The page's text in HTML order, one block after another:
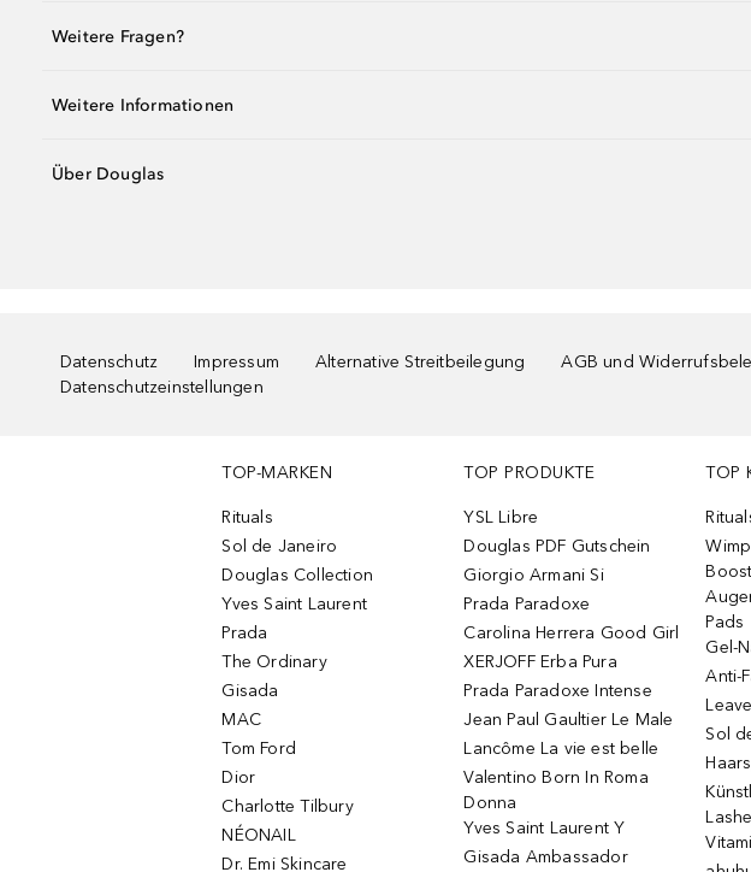
Weitere Fragen?
Weitere Informationen
Über Douglas
Datenschutz Impressum Alternative Streitbeilegung
AGB und
Datenschutzeinstellungen
TOP-MARKEN
Rituals
Sol de Janeiro
Douglas Collection
Yves Saint Laurent
Prada
The Ordinary
Gisada
MAC
Tom Ford
Dior
Charlotte Tilbury
NÉONAIL
Dr. Emi Skincare
TOP PRODUKTE
YSL Libre
Douglas PDF Gutschein
Giorgio Armani Si
Prada Paradoxe
Carolina Herrera Good Girl
XERJOFF Erba Pura
Prada Paradoxe Intense
Jean Paul Gaultier Le Male
Lancôme La vie est belle
Valentino Born In Roma
Donna
Yves Saint Laurent Y
Gisada Ambassador
TOP
Pads
Gel-
Anti-
Sol